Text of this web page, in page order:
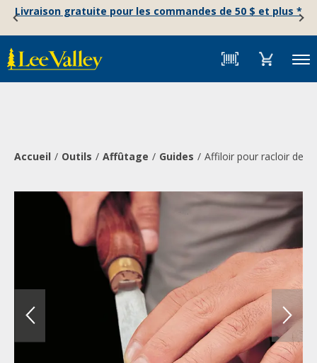
content
StatementLivraison gratuite pour les commandes de 50 $ et plus *
Menu
Accueil Outils Affûtage Guides Affiloir pour racloir de